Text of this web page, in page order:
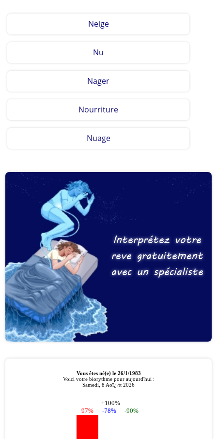
Neige
Nu
Nager
Nourriture
Nuage
Interprétez votre
reve gratuitement
avec un spécialiste